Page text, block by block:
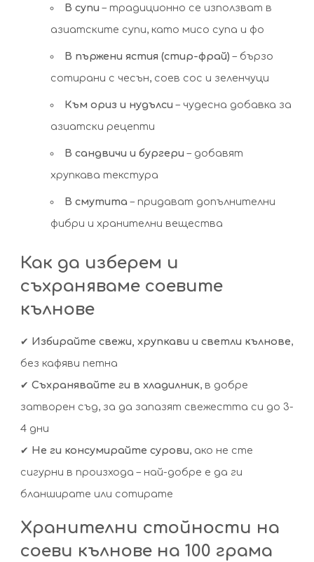
В супи – традиционно се използват в
азиатските супи, като мисо супа и фо
В пържени ястия (стир-фрай) – бързо
сотирани с чесън, соев сос и зеленчуци
Към ориз и нудълси – чудесна добавка за
азиатски рецепти
В сандвичи и бургери – добавят
хрупкава текстура
В смутита – придават допълнителни
фибри и хранителни вещества
Как да изберем и
съхраняваме соевите
кълнове
✔ Избирайте свежи, хрупкави и светли кълнове,
без кафяви петна
✔ Съхранявайте ги в хладилник, в добре
затворен съд, за да запазят свежестта си до 3-
4 дни
✔ Не ги консумирайте сурови, ако не сте
сигурни в произхода – най-добре е да ги
бланширате или сотирате
Хранителни стойности на
соеви кълнове на 100 грама